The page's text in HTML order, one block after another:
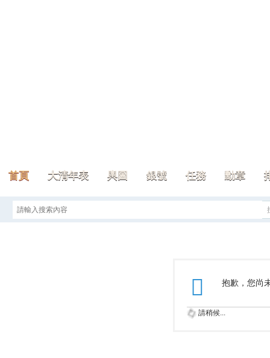
首頁 大清年表 輿圖 銀號 任務 勳章
抱歉，您尚
請稍候...